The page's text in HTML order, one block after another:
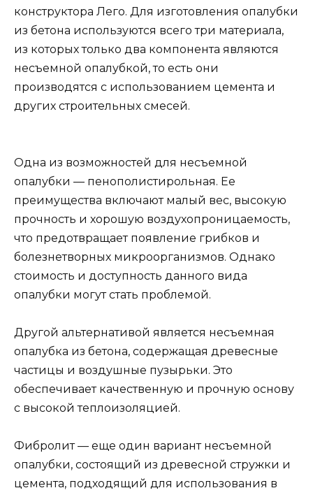
конструктора Лего. Для изготовления опалубки
из бетона используются всего три материала,
из которых только два компонента являются
несъемной опалубкой, то есть они
производятся с использованием цемента и
других строительных смесей.
Одна из возможностей для несъемной
опалубки — пенополистирольная. Ее
преимущества включают малый вес, высокую
прочность и хорошую воздухопроницаемость,
что предотвращает появление грибков и
болезнетворных микроорганизмов. Однако
стоимость и доступность данного вида
опалубки могут стать проблемой.
Другой альтернативой является несъемная
опалубка из бетона, содержащая древесные
частицы и воздушные пузырьки. Это
обеспечивает качественную и прочную основу
с высокой теплоизоляцией.
Фибролит — еще один вариант несъемной
опалубки, состоящий из древесной стружки и
цемента, подходящий для использования в